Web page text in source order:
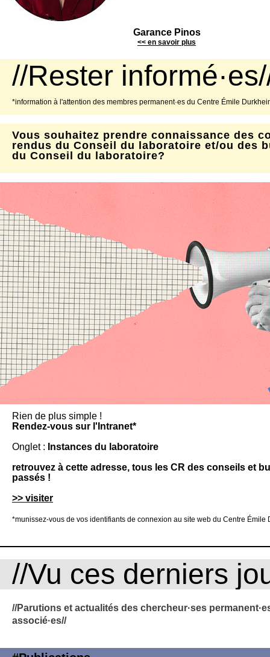
Garance Pinos
<< en savoir plus
//Rester
*information à l'attention des membres permanent·es du Centre Émile
Vous souhaitez prendre connaissance des
rendus du Conseil du laboratoire et/ou des
du Conseil du laboratoire?
Rien de plus simple !
Rendez-vous sur l'Intranet*
Onglet : Instances du laboratoire
retrouvez à cette adresse, tous les CR des conseils et
passés !
>> visiter
*munissez-vous de vos identifiants de connexion au site web du Centre Émile
//Vu ces derniers
//Parutions et actualités des chercheur·ses
associé·es//